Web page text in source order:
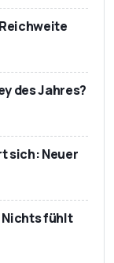
des Jahres?
sich: Neuer
Nichts fühlt